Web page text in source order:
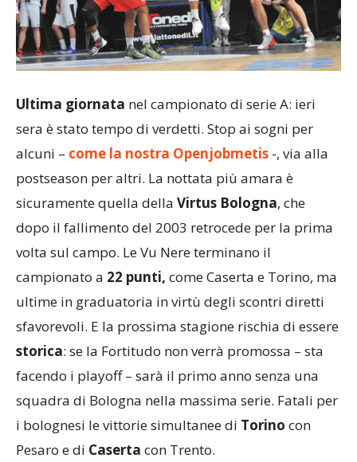
Ultima giornata nel campionato di serie A: ieri
sera è stato tempo di verdetti. Stop ai sogni per
alcuni – come la nostra Openjobmetis -, via alla
postseason per altri. La nottata più amara è
sicuramente quella della Virtus Bologna, che
dopo il fallimento del 2003 retrocede per la prima
volta sul campo. Le Vu Nere terminano il
campionato a 22 punti, come Caserta e Torino, ma
ultime in graduatoria in virtù degli scontri diretti
sfavorevoli. E la prossima stagione rischia di essere
storica: se la Fortitudo non verrà promossa – sta
facendo i playoff – sarà il primo anno senza una
squadra di Bologna nella massima serie. Fatali per
i bolognesi le vittorie simultanee di Torino con
Pesaro e di Caserta con Trento.